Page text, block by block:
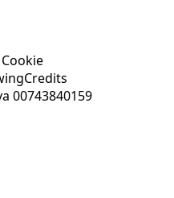
Credits
00743840159